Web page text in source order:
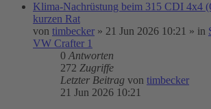
Klima-Nachrüstung beim 315 CDI 4x4
kurzen Rat
von timbecker » 21 Jun 2026 10:21 » in
VW Crafter 1
0 Antworten
272 Zugriffe
Letzter Beitrag von timbecker
21 Jun 2026 10:21